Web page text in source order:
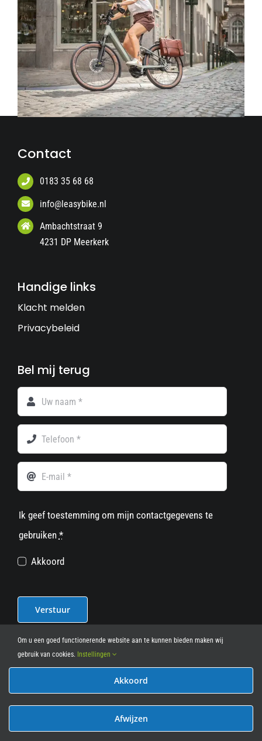
Contact
0183 35 68 68
info@leasybike.nl
Ambachtstraat 9
4231 DP Meerkerk
Handige links
Klacht melden
Privacybeleid
Bel mij terug
Ik geef toestemming om mijn contactgegevens te
gebruiken *
Akkoord
Verstuur
© 2012 - 2026• Leasy Bike • All Rights Reserved • powered
Om u een goed functionerende website aan te kunnen bieden maken wij
gebruik van cookies. Instellingen
Akkoord
Afwijzen